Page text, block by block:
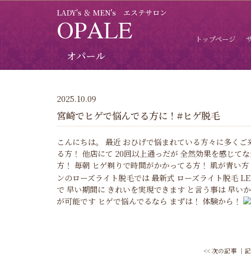
LADY's ＆ MEN's エステサロン
OPALE
オパール
トップページ
2025.10.09
宮崎でヒゲで悩んでる方に！#ヒゲ脱毛
こんにちは。 最近 おひげで悩まれている方々に多く
る方！ 他店にて 20回以上通っだが 全然効果を感じて
方！ 毎朝 ヒゲ剃りで時間がかかってる方！ 肌が青い
ンのローズライト脱毛では 最新式 ローズライト脱毛
で 早い期間に きれいを実現できます と言う事は 早い
が可能です ヒゲで悩んでるなら まずは！ 体験から！
<< 次の記事│